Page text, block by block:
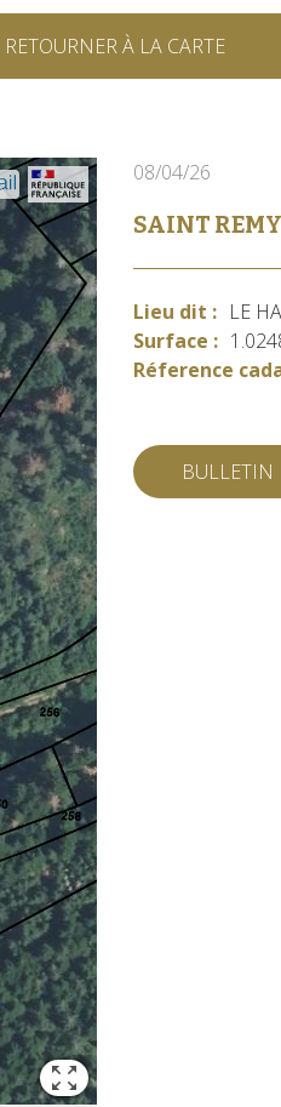
RETOURNER À LA CARTE
08/04/26
SAINT REMY
Lieu dit : LE
Surface :
Réference
BULLETIN